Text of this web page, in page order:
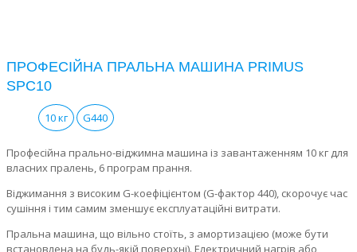
ПРОФЕСІЙНА ПРАЛЬНА МАШИНА PRIMUS
SPC10
10 кг G440
Професійна прально-віджимна машина із завантаженням 10 кг для
власних пралень, 6 програм прання.
Віджимання з високим G-коефіцієнтом (G-фактор 440), скорочує час
сушіння і тим самим зменшує експлуатаційні витрати.
Пральна машина, що вільно стоїть, з амортизацією (може бути
встановлена на будь-якій поверхні). Електричний нагрів або